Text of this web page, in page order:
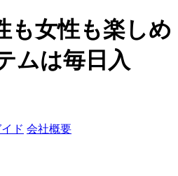
も女性も楽しめ
ムは毎日入
ド 会社概要